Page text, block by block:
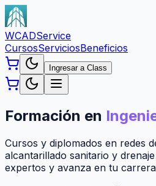
WCADService
CursosServiciosBeneficios
Ingresar a Class
Formación en
Cursos y diplomados en redes
alcantarillado sanitario y
expertos y avanza en tu